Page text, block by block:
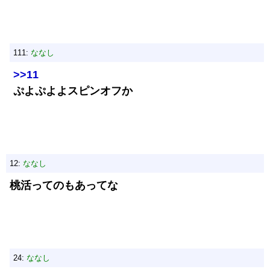
111: ななし
>>11
ぷよぷよよスピンオフか
12: ななし
桃活ってのもあってな
24: ななし